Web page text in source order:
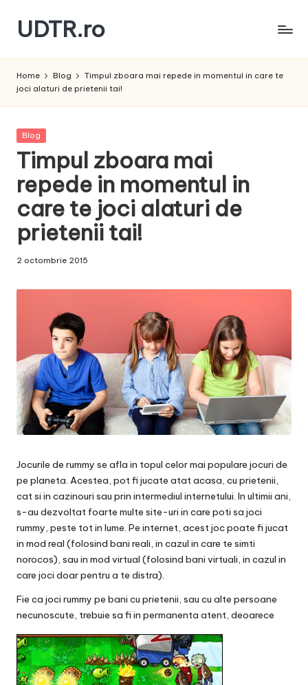
Skip
content
UDTR.ro
te
Home Blog
Timpul zboara mai repede in momentul in care te
joci alaturi de prietenii tai!
Posted
Blog
Timpul zboara mai
repede in momentul in
care te joci alaturi de
prietenii tai!
2 octombrie 2015
Jocurile de rummy se afla in topul celor mai populare jocuri de
pe planeta. Acestea, pot fi jucate atat acasa, cu prietenii,
cat si in cazinouri sau prin intermediul internetului. In ultimii ani,
s-au dezvoltat foarte multe site-uri in care poti sa joci
rummy, peste tot in lume. Pe internet, acest joc poate fi jucat
in mod real (folosind bani reali, in cazul in care te simti
norocos), sau in mod virtual (folosind bani virtuali, in cazul in
care joci doar pentru a te distra).
Fie ca joci rummy pe bani cu prietenii, sau cu alte persoane
necunoscute, trebuie sa fi in permanenta atent, deoarece